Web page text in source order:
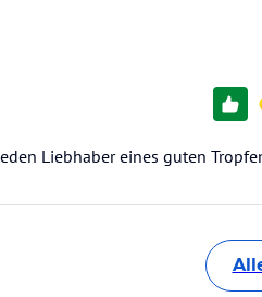
Liebhaber eines guten